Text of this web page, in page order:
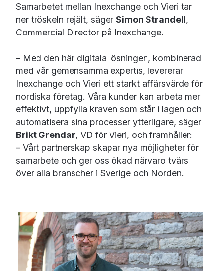
Samarbetet mellan Inexchange och Vieri tar
ner tröskeln rejält, säger Simon Strandell,
Commercial Director på Inexchange.
– Med den här digitala lösningen, kombinerad
med vår gemensamma expertis, levererar
Inexchange och Vieri ett starkt affärsvärde för
nordiska företag. Våra kunder kan arbeta mer
effektivt, uppfylla kraven som står i lagen och
automatisera sina processer ytterligare, säger
Brikt Grendar, VD för Vieri, och framhåller:
– Vårt partnerskap skapar nya möjligheter för
samarbete och ger oss ökad närvaro tvärs
över alla branscher i Sverige och Norden.
Simon Strandell,